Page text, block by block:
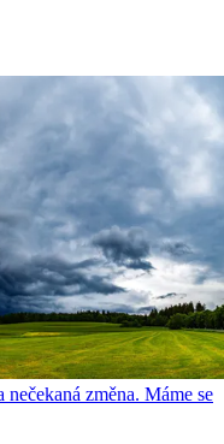
změna. Máme se